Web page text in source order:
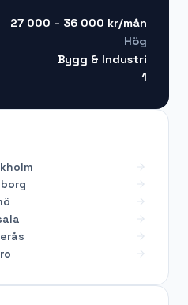
27 000 – 36 000 kr/mån
Hög
Bygg & Industri
1